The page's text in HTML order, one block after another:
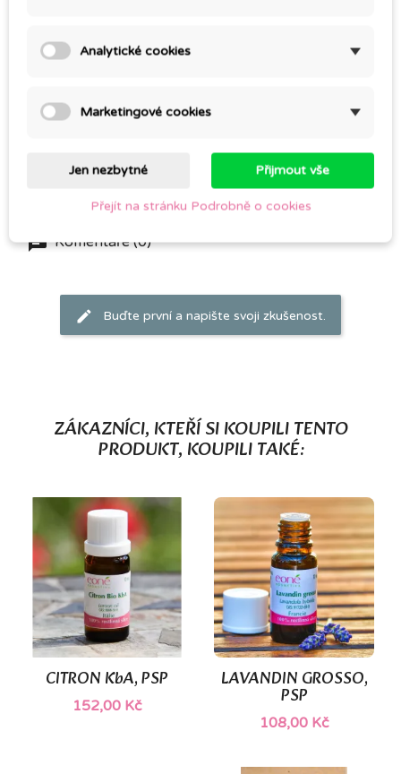
Cca 8 kapek éterického oleje nakapete na růžičku.
Používané silice lze střídat, ale dbejte na to, aby použité
Používá se v interiérech.
Komentáře (0)
Buďte první a napište svoji zkušenost.
ZÁKAZNÍCI, KTEŘÍ SI KOUPILI TENTO
PRODUKT, KOUPILI TAKÉ:
CITRON KbA, PSP
152,00 Kč
LAVANDIN GROSSO,
PSP
108,00 Kč
Analytické cookies
Marketingové cookies
Jen nezbytné Přijmout vše
Přejít na stránku Podrobně o cookies